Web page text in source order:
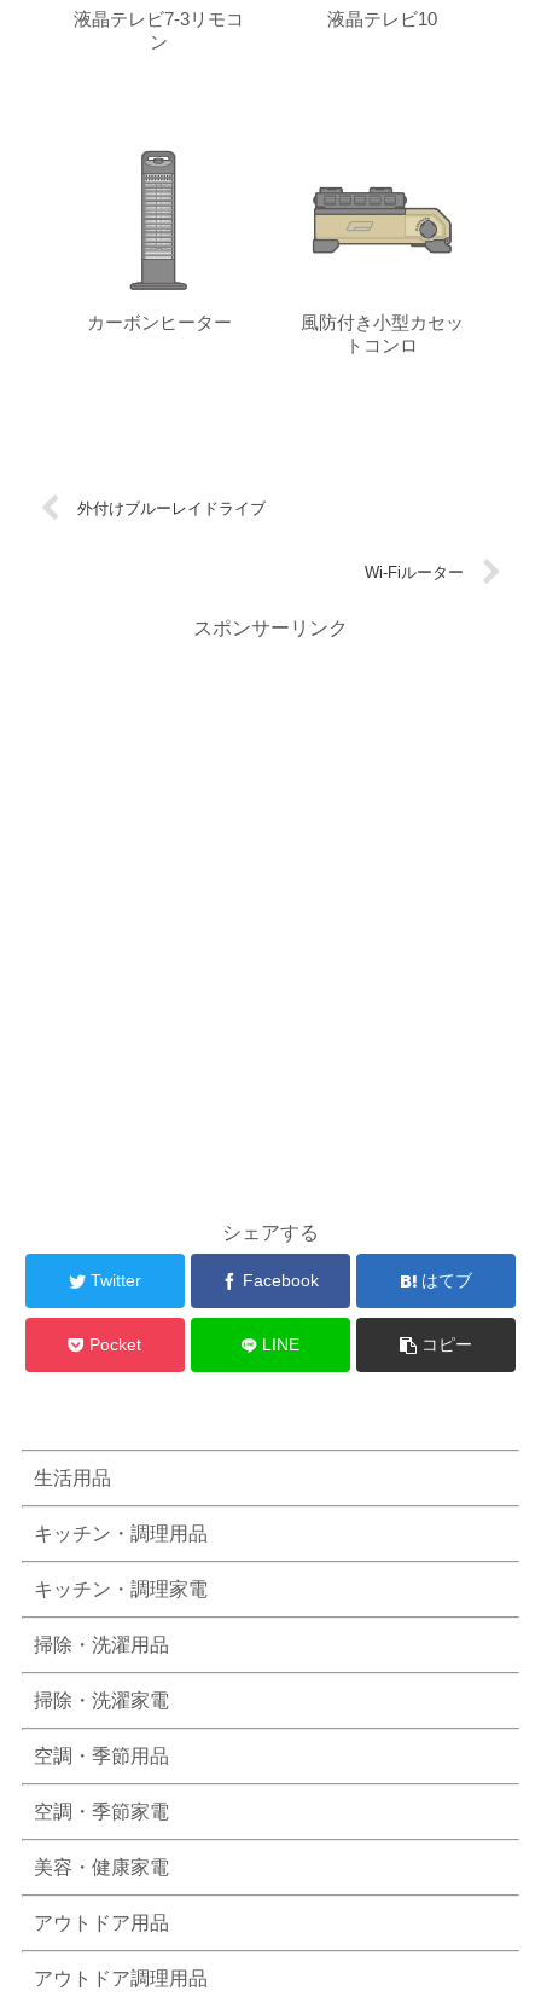
液晶テレビ7-3リモコ
ン
液晶テレビ10
カーボンヒーター
風防付き小型カセッ
トコンロ
外付けブルーレイドライブ
Wi-Fiルーター
スポンサーリンク
シェアする
Twitter Facebook はてブ
Pocket LINE コピー
生活用品
キッチン・調理用品
キッチン・調理家電
掃除・洗濯用品
掃除・洗濯家電
空調・季節用品
空調・季節家電
美容・健康家電
アウトドア用品
アウトドア調理用品